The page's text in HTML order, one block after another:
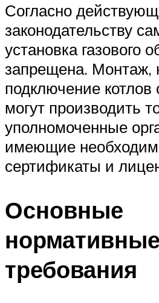
Согласно
законодательству
установка газового
запрещена. Монтаж,
подключение котлов
могут производить
уполномоченные
имеющие
сертификаты и
Основные
нормативные
требования